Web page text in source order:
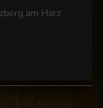
am Harz